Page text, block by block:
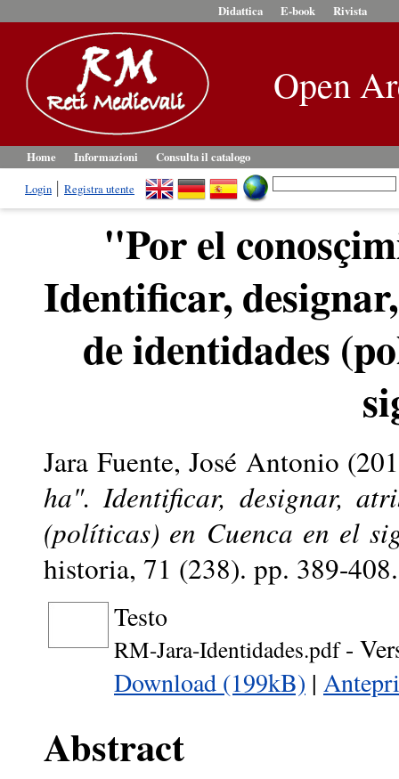
Didattica E-book Rivista
Open
Home Informazioni
Consulta il catalogo
Login
Registra utente
"Por el
Identificar,
de identidades
Jara Fuente, José Antonio
ha". Identificar, designar,
(políticas) en Cuenca en el
historia, 71 (238). pp. 389-
Testo
RM-Jara-Identidades.pdf-
Download (199kB) |
Abstract